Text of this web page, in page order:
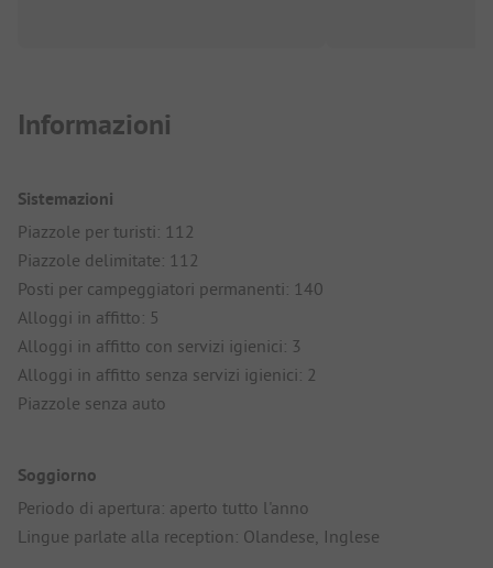
Informazioni
Sistemazioni
Piazzole per turisti: 112
Piazzole delimitate: 112
Posti per campeggiatori permanenti: 140
Alloggi in affitto: 5
Alloggi in affitto con servizi igienici: 3
Alloggi in affitto senza servizi igienici: 2
Piazzole senza auto
Soggiorno
Periodo di apertura: aperto tutto l'anno
Lingue parlate alla reception: Olandese, Inglese